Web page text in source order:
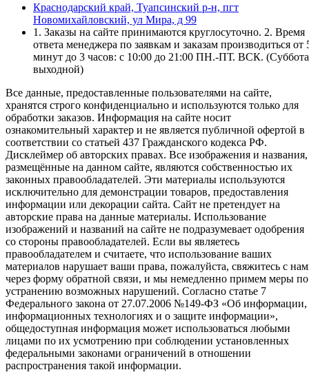
Краснодарский край, Туапсинский р-н, пгт
Новомихайловский, ул Мира, д 99
1. Заказы на сайте принимаются круглосуточно. 2. Время
ответа менеджера по заявкам и заказам производиться от
минут до 3 часов: с 10:00 до 21:00 ПН.-ПТ. ВСК. (Суббота
выходной)
Все данные, предоставленные пользователями на сайте,
хранятся строго конфиденциально и используются только для
обработки заказов. Информация на сайте носит
ознакомительный характер и не является публичной офертой в
соответствии со статьей 437 Гражданского кодекса РФ.
Дисклеймер об авторских правах. Все изображения и названия,
размещённые на данном сайте, являются собственностью их
законных правообладателей. Эти материалы используются
исключительно для демонстрации товаров, предоставления
информации или декорации сайта. Сайт не претендует на
авторские права на данные материалы. Использование
изображений и названий на сайте не подразумевает одобрения
со стороны правообладателей. Если вы являетесь
правообладателем и считаете, что использование ваших
материалов нарушает ваши права, пожалуйста, свяжитесь с
через форму обратной связи, и мы немедленно примем меры по
устранению возможных нарушений. Согласно статье 7
Федерального закона от 27.07.2006 №149-ФЗ «Об информации,
информационных технологиях и о защите информации»,
общедоступная информация может использоваться любыми
лицами по их усмотрению при соблюдении установленных
федеральными законами ограничений в отношении
распространения такой информации.